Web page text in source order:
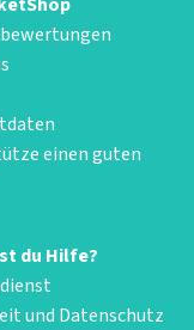
einen guten
du Hilfe?
und Datenschutz